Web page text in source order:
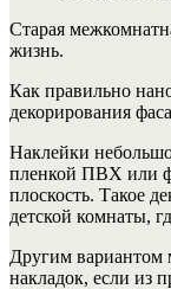
Старая
жизнь.
Как правильно
декорирования
Наклейки
пленкой ПВХ или
плоскость. Такое
детской комнаты,
Другим вариантом
накладок, если из